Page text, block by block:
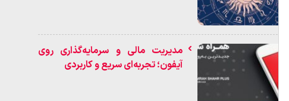
مدیریت مالی و سرمایه‌گذاری روی
آیفون؛ تجربه‌ای سریع و کاربردی